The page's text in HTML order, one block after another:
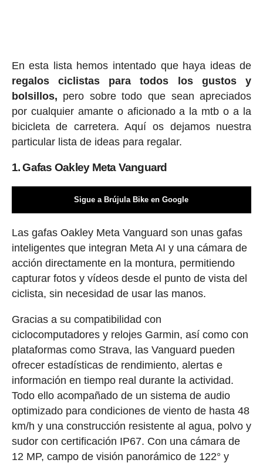
En esta lista hemos intentado que haya ideas de
regalos ciclistas para todos los gustos y
bolsillos, pero sobre todo que sean apreciados
por cualquier amante o aficionado a la mtb o a la
bicicleta de carretera. Aquí os dejamos nuestra
particular lista de ideas para regalar.
1. Gafas Oakley Meta Vanguard
Sigue a Brújula Bike en Google
Las gafas Oakley Meta Vanguard son unas gafas
inteligentes que integran Meta AI y una cámara de
acción directamente en la montura, permitiendo
capturar fotos y vídeos desde el punto de vista del
ciclista, sin necesidad de usar las manos.
Gracias a su compatibilidad con
ciclocomputadores y relojes Garmin, así como con
plataformas como Strava, las Vanguard pueden
ofrecer estadísticas de rendimiento, alertas e
información en tiempo real durante la actividad.
Todo ello acompañado de un sistema de audio
optimizado para condiciones de viento de hasta 48
km/h y una construcción resistente al agua, polvo y
sudor con certificación IP67. Con una cámara de
12 MP, campo de visión panorámico de 122° y